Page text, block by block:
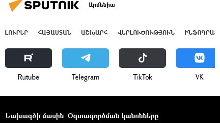
Արմենիա
ԼՈՒՐԵՐ ՀԱՅԱՍՏԱՆ ԱՇԽԱՐՀ ՎԵՐԼՈՒԾՈՒԹՅՈՒՆ
Rutube Telegram ТikТоk VK
Նախագծի մասին Օգտագործման կանոնները